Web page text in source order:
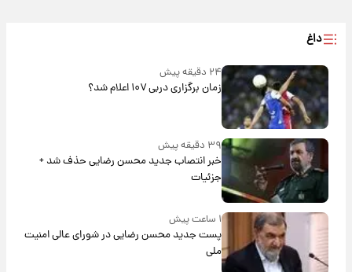
داغ
۲۴ دقیقه پیش
زمان برگزاری دربی ۱۰۷ اعلام شد؟
۳۹ دقیقه پیش
خبر انتصاب جدید محسن رضایی حذف شد +
جزئیات
پست جدید محسن رضایی در شورای عالی امنیت
ملی